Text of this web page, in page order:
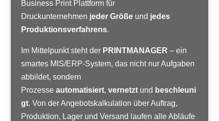
Business Print Plattform für
Druckunternehmen jeder Größe und jedes
Produktionsverfahrens.
Im Mittelpunkt steht der PRINTMANAGER – ein
smartes MIS/ERP-System, das nicht nur Aufgaben
abbildet, sondern
Prozesse automatisiert, vernetztund beschleuni
gt. Von der Angebotskalkulation über Auftrag,
Produktion, Lager und Versand laufen alle Abläufe